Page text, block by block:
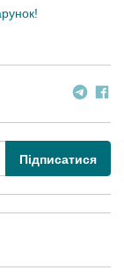
Підписатися